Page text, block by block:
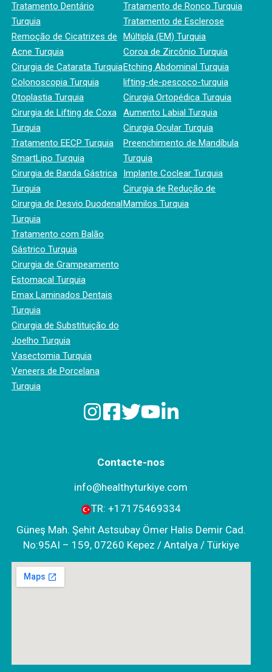
Tratamento Dentário
Turquia
Remoção de Cicatrizes de
Acne Turquia
Cirurgia de Catarata Turquia
Colonoscopia Turquia
Otoplastia Turquia
Cirurgia de Lifting de Coxa
Turquia
Tratamento EECP Turquia
SmartLipo Turquia
Cirurgia de Banda Gástrica
Turquia
Cirurgia de Desvio Duodenal
Turquia
Tratamento com Balão
Gástrico Turquia
Cirurgia de Grampeamento
Estomacal Turquia
Emax Laminados Dentais
Turquia
Cirurgia de Substituição do
Joelho Turquia
Vasectomia Turquia
Veneers de Porcelana
Turquia
Tratamento de Ronco Turquia
Tratamento de Esclerose
Múltipla (EM) Turquia
Coroa de Zircônio Turquia
Etching Abdominal Turquia
lifting-de-pescoco-turquia
Cirurgia Ortopédica Turquia
Aumento Labial Turquia
Cirurgia Ocular Turquia
Preenchimento de Mandíbula
Turquia
Implante Coclear Turquia
Cirurgia de Redução de
Mamilos Turquia
Contacte-nos
info@healthyturkiye.com
TR: +‪17175469334‬
Güneş Mah. Şehit Astsubay Ömer Halis Demir Cad.
No:95AI – 159, 07260 Kepez / Antalya / Türkiye